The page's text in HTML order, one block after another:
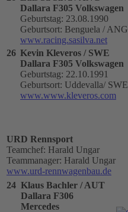
Dallara F305 Volkswagen
Geburtstag: 23.08.1990
Geburtsort: Benguela / ANG
www.racing.sasilva.net
26 Kevin Kleveros / SWE
Dallara F305 Volkswagen
Geburtstag: 22.10.1991
Geburtsort: Uddevalla/ SWE
www.www.kleveros.com
URD Rennsport
Teamchef: Harald Ungar
Teammanager: Harald Ungar
www.urd-rennwagenbau.de
24 Klaus Bachler / AUT
Dallara F306
Mercedes